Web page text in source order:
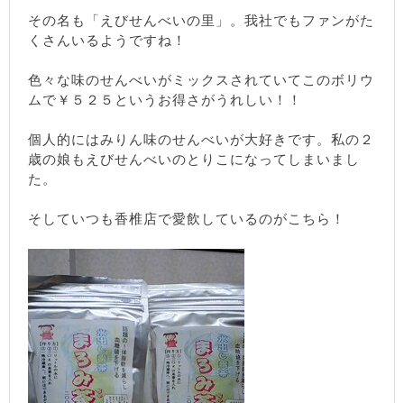
その名も「えびせんべいの里」。我社でもファンがた
くさんいるようですね！
色々な味のせんべいがミックスされていてこのボリウ
ムで￥５２５というお得さがうれしい！！
個人的にはみりん味のせんべいが大好きです。私の２
歳の娘もえびせんべいのとりこになってしまいまし
た。
そしていつも香椎店で愛飲しているのがこちら！